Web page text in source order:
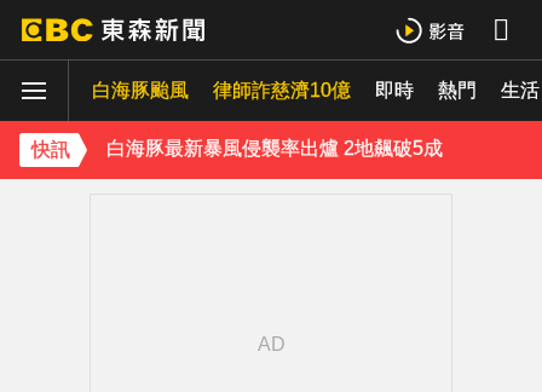
白海豚颱風 律師詐慈濟10億 即時 熱門 生活
快訊
獨家／白海豚颱風直撲沖繩！ 獨家直擊那霸風雨
白海豚最新暴風侵襲率出爐 2地飆破5成